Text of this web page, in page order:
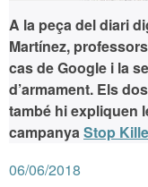
A la peça del diari
Martínez,
cas de Google i la
d’armament. Els
també hi expliquen
campanyaStop
06/06/2018